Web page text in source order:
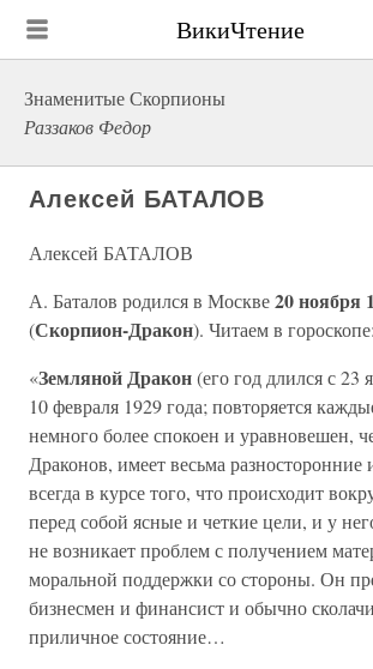
ВикиЧтение
Знаменитые Скорпионы
Раззаков Федор
Алексей БАТАЛОВ
Алексей БАТАЛОВ
А. Баталов родился в Москве20 ноября
(Скорпион-Дракон). Читаем в гороскопе:
«Земляной Дракон(его год длился с 23
10 февраля 1929 года; повторяется
немного более спокоен и уравновешен,
Драконов, имеет весьма разносторонние
всегда в курсе того, что происходит
перед собой ясные и четкие цели, и у
не возникает проблем с получением
моральной поддержки со стороны. Он
бизнесмен и финансист и обычно
приличное состояние…